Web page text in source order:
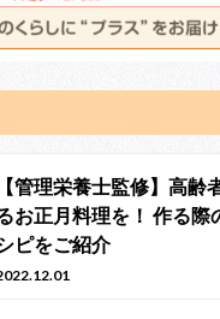
【管理栄養士監修】高齢
お正月料理を！ 作る際
ピをご紹介